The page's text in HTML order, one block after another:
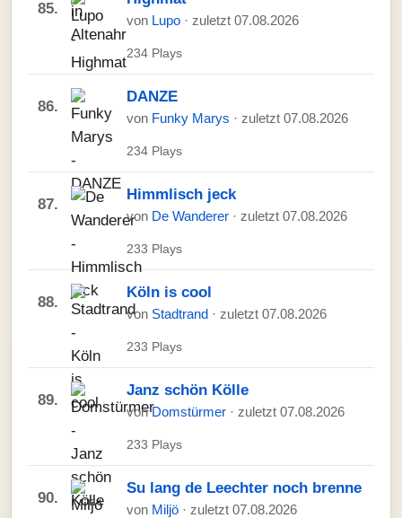
85.
von Lupo · zuletzt 07.08.2026
234 Plays
86.
DANZE
von Funky Marys · zuletzt 07.08.2026
234 Plays
87.
Himmlisch jeck
von De Wanderer · zuletzt 07.08.2026
233 Plays
88.
Köln is cool
von Stadtrand · zuletzt 07.08.2026
233 Plays
89.
Janz schön Kölle
vonDomstürmer · zuletzt 07.08.2026
233 Plays
90.
Su lang de Leechter noch brenne
von Miljö · zuletzt 07.08.2026